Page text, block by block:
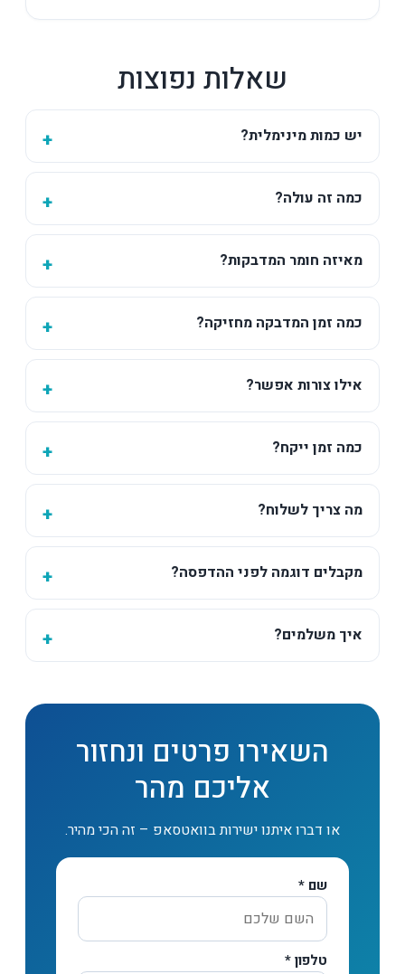
שאלות נפוצות
יש כמות מינימלית?
כמה זה עולה?
מאיזה חומר המדבקות?
כמה זמן המדבקה מחזיקה?
אילו צורות אפשר?
כמה זמן ייקח?
מה צריך לשלוח?
מקבלים דוגמה לפני ההדפסה?
איך משלמים?
השאירו פרטים ונחזור
אליכם מהר
או דברו איתנו ישירות בוואטסאפ – זה הכי מהיר.
שם *
טלפון *